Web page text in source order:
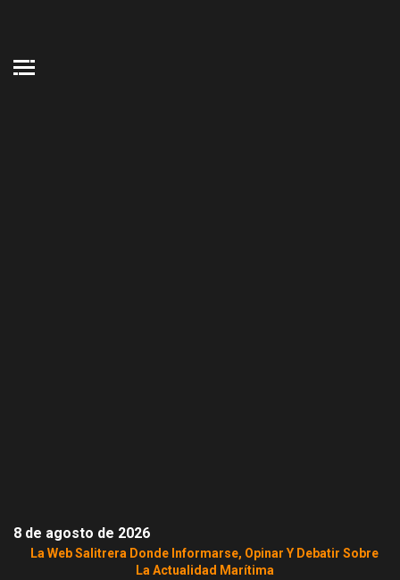
8 de agosto de 2026
La Web Salitrera Donde Informarse, Opinar Y Debatir Sobre
La Actualidad Marítima